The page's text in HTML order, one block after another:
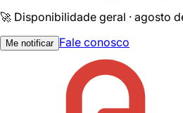
🚀 Disponibilidade geral · agosto
Me notificar Fale conosco